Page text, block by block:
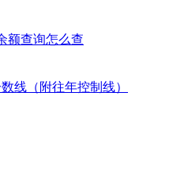
额查询怎么查
线（附往年控制线）